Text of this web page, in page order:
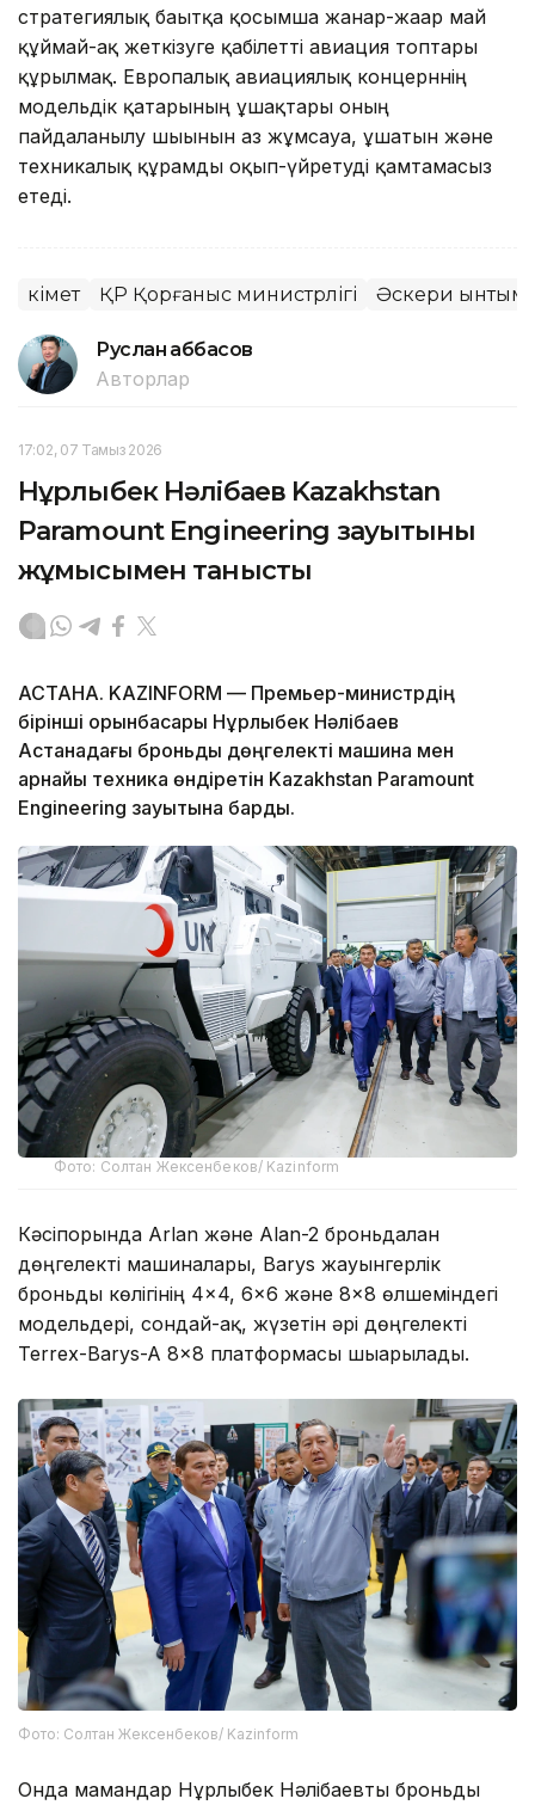
стратегиялық бағытқа қосымша жанар-жағар май
құймай-ақ жеткізуге қабілетті авиация топтары
құрылмақ. Европалық авиациялық концерннің
модельдік қатарының ұшақтары оның
пайдаланылу шығынын аз жұмсауға, ұшатын және
техникалық құрамды оқып-үйретуді қамтамасыз
етеді.
Үкімет ҚР Қорғаныс министрлігі Әскери
Руслан Ғаббасов
Авторлар
17:02, 07 Тамыз 2026
Нұрлыбек Нәлібаев Kazakhstan
Paramount Engineering зауытының
жұмысымен танысты
АСТАНА. KAZINFORM — Премьер-министрдің
бірінші орынбасары Нұрлыбек Нәлібаев
Астанадағы броньды дөңгелекті машина мен
арнайы техника өндіретін Kazakhstan Paramount
Engineering зауытына барды.
Фото: Солтан Жексенбеков/ Kazinform
Кәсіпорында Arlan және Alan-2 броньдалған
дөңгелекті машиналары, Barys жауынгерлік
броньды көлігінің 4×4, 6×6 және 8×8 өлшеміндегі
модельдері, сондай-ақ, жүзетін әрі дөңгелекті
Terrex-Barys-A 8×8 платформасы шығарылады.
Фото: Солтан Жексенбеков/ Kazinform
Онда мамандар Нұрлыбек Нәлібаевты броньды